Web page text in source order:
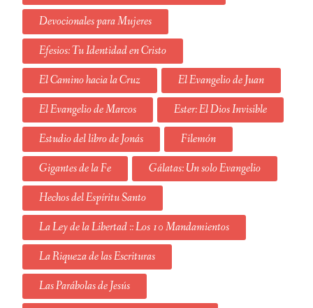
Devocionales para Mujeres
Efesios: Tu Identidad en Cristo
El Camino hacia la Cruz
El Evangelio de Juan
El Evangelio de Marcos
Ester: El Dios Invisible
Estudio del libro de Jonás
Filemón
Gigantes de la Fe
Gálatas: Un solo Evangelio
Hechos del Espíritu Santo
La Ley de la Libertad :: Los 10 Mandamientos
La Riqueza de las Escrituras
Las Parábolas de Jesús